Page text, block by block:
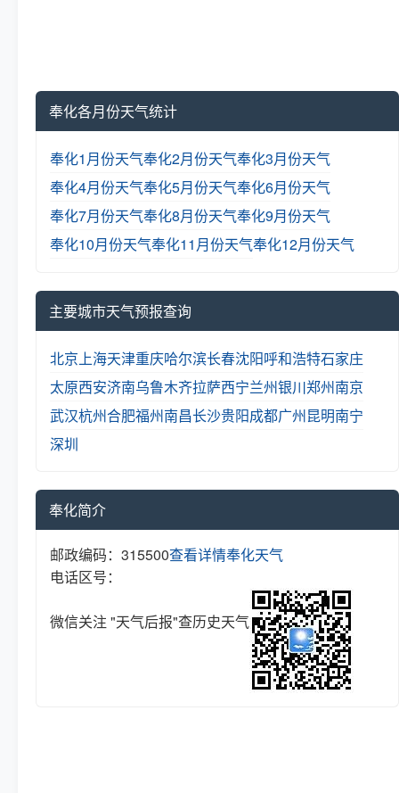
奉化各月份天气统计
奉化1月份天气奉化2月份天气奉化3月份天气
奉化4月份天气奉化5月份天气奉化6月份天气
奉化7月份天气奉化8月份天气奉化9月份天气
奉化10月份天气奉化11月份天气奉化12月份天气
主要城市天气预报查询
北京 上海天津重庆哈尔滨长春沈阳呼和浩特石家庄
太原西安济南乌鲁木齐拉萨西宁兰州银川郑州南京
武汉杭州合肥福州南昌长沙贵阳成都广州昆明南宁
深圳
奉化简介
邮政编码：315500
电话区号：
查看详情奉化天气
微信关注 "天气后报"查历史天气